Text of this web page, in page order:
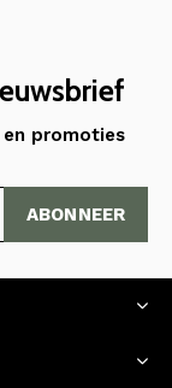
en promoties
ABONNEER